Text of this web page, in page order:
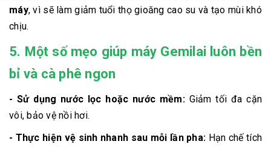
máy, vì sẽ làm giảm tuổi thọ gioăng cao su và tạo mùi khó
chịu.
5. Một số mẹo giúp máy Gemilai luôn bền
bỉ và cà phê ngon
- Sử dụng nước lọc hoặc nước mềm:Giảm tối đa cặn
vôi, bảo vệ nồi hơi.
- Thực hiện vệ sinh nhanh sau mỗi lần pha: Hạn chế tích